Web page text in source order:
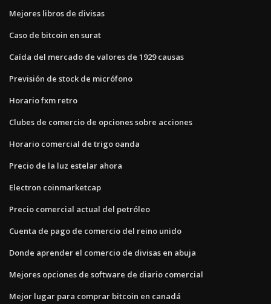
Mejores libros de divisas
Caso de bitcoin en surat
Caída del mercado de valores de 1929 causas
Previsión de stock de micrófono
Horario fxm retro
Clubes de comercio de opciones sobre acciones
Horario comercial de trigo oanda
Precio de la luz estelar ahora
Electron coinmarketcap
Precio comercial actual del petróleo
Cuenta de pago de comercio del reino unido
Donde aprender el comercio de divisas en abuja
Mejores opciones de software de diario comercial
Mejor lugar para comprar bitcoin en canadá